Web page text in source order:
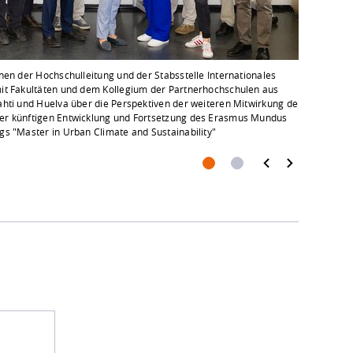
der Hochschulleitung und der Stabsstelle Internationales
Fakultäten und dem Kollegium der Partnerhochschulen aus
und Huelva über die Perspektiven der weiteren Mitwirkung der
künftigen Entwicklung und Fortsetzung des Erasmus Mundus
"Master in Urban Climate and Sustainability"